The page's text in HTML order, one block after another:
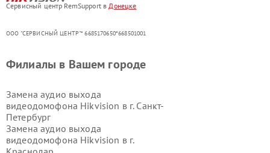
Сервисный центр RemSupport в Донецке
ООО "СЕРВИСНЫЙ ЦЕНТР"* 6685170650*668501001
Филиалы в Вашем городе
Замена аудио выхода
видеодомофона Hikvision в г. Санкт-
Петербург
Замена аудио выхода
видеодомофона Hikvision в г.